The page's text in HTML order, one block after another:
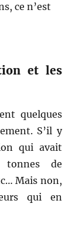
ce n’est
et les
quelques
S’il y
qui avait
de
Mais non,
qui en